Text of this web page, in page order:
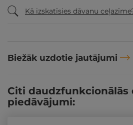
Kā izskatīsies dāvanu
Biežāk uzdotie jautājumi
Citi daudzfunkcionālās
piedāvājumi: